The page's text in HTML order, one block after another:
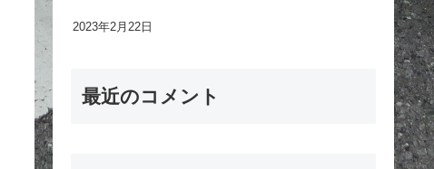
2023年2月22日
最近のコメント